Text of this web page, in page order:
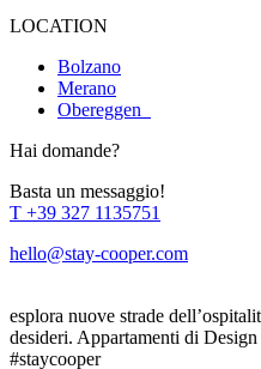
LOCATION
Bolzano
Merano
Obereggen
Hai domande?
Basta un messaggio!
T +39 327 1135751
hello@stay-cooper.com
esplora nuove strade
desideri. Appartamenti di
#staycooper